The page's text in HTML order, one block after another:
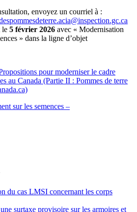
envoyez un courriel à :
le 5 février 2026 avec « Modernisation
» dans la ligne d’objet
pour moderniser le cadre
au Canada (Partie II : Pommes de terre
sur les semences –
du cas LMSI concernant les corps
surtaxe provisoire sur les armoires et